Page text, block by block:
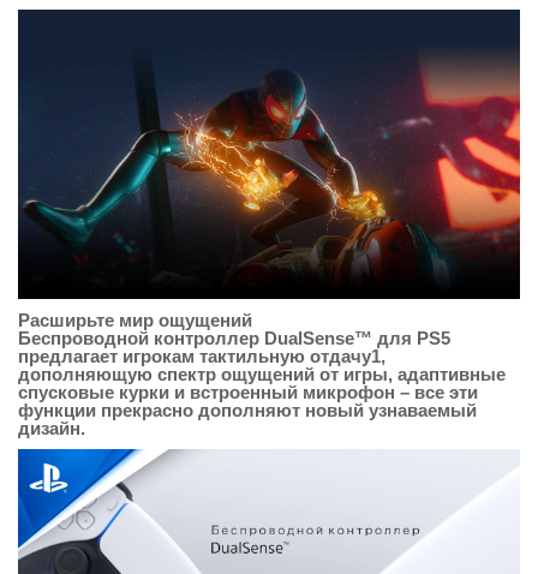
Расширьте мир ощущений
Беспроводной контроллер DualSense™ для PS5
предлагает игрокам тактильную отдачу1,
дополняющую спектр ощущений от игры, адаптивные
спусковые курки и встроенный микрофон – все эти
функции прекрасно дополняют новый узнаваемый
дизайн.